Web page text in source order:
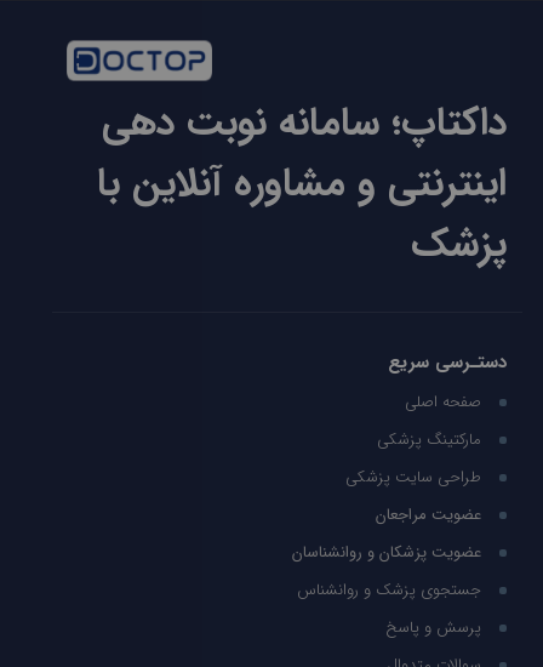
داکتاپ؛ سامانه نوبت دهی
اینترنتی و مشاوره آنلاین با
پزشک
دستـرسی سریع
صفحه اصلی
مارکتینگ پزشکی
طراحی سایت پزشکی
عضویت مراجعان
عضویت پزشکان و روانشناسان
جستجوی پزشک و روانشناس
پرسش و پاسخ